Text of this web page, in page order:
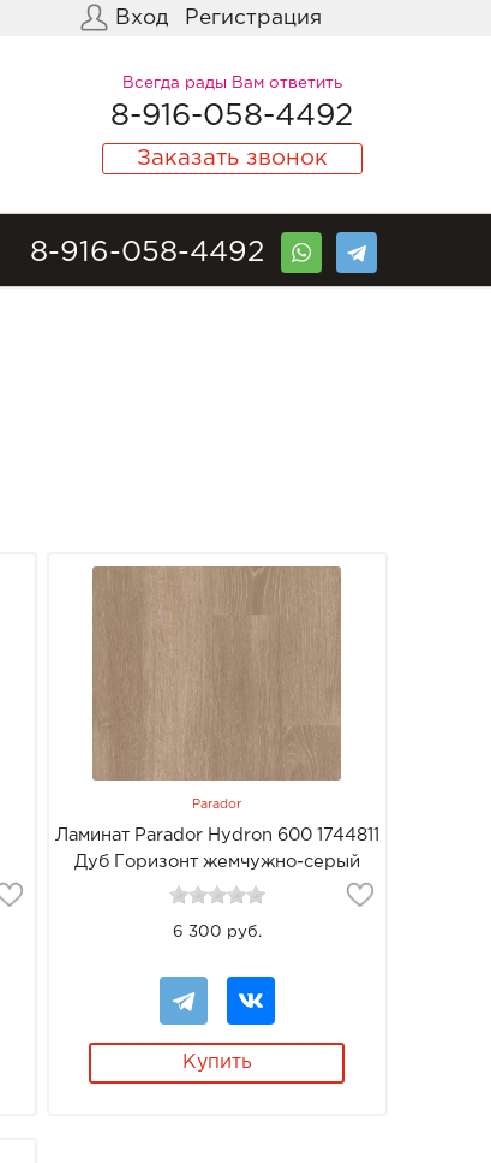
Вход Регистрация
Всегда рады Вам ответить
8-916-058-4492
Заказать звонок
8-916-058-4492
Parador
Ламинат Parador Hydron 600 1744811
Дуб Горизонт жемчужно-серый
6 300 руб.
Купить